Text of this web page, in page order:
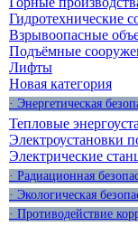
Гидротехнические
Взрывоопасные
Подъёмные
Лифты
Новая категория
· Энергетическая
Тепловые
Электроустановки
Электрические
· Радиационная
· Экологическая
· Противодействие